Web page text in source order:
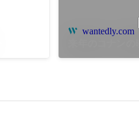
wantedly.com